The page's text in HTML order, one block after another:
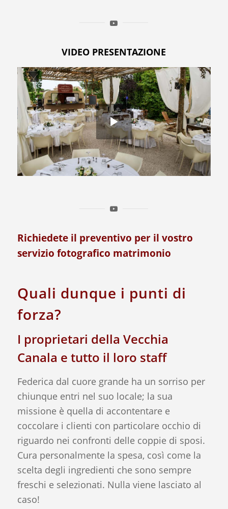
VIDEO PRESENTAZIONE
Richiedete il preventivo per il vostro
servizio fotografico matrimonio
Quali dunque i punti di
forza?
I proprietari della Vecchia
Canala e tutto il loro staff
Federica dal cuore grande ha un sorriso per
chiunque entri nel suo locale; la sua
missione è quella di accontentare e
coccolare i clienti con particolare occhio di
riguardo nei confronti delle coppie di sposi.
Cura personalmente la spesa, così come la
scelta degli ingredienti che sono sempre
freschi e selezionati. Nulla viene lasciato al
caso!